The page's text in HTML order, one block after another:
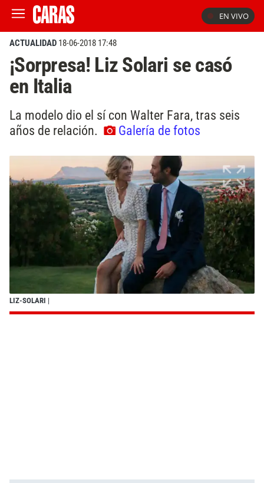
EN VIVO
ACTUALIDAD 18-06-2018 17:48
¡Sorpresa! Liz Solari se casó
en Italia
La modelo dio el sí con Walter Fara, tras seis
años de relación.
Galería de fotos
LIZ-SOLARI |